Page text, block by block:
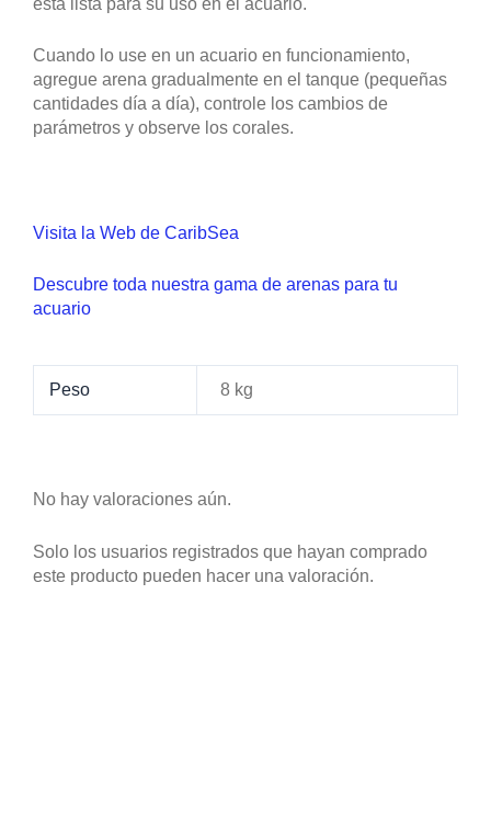
Cuando lo use en un acuario en funcionamiento,
agregue arena gradualmente en el tanque (pequeñas
cantidades día a día), controle los cambios de
parámetros y observe los corales.
Visita la Web de CaribSea
Descubre toda nuestra gama de arenas para tu
acuario
Peso 8 kg
No hay valoraciones aún.
Solo los usuarios registrados que hayan comprado
este producto pueden hacer una valoración.